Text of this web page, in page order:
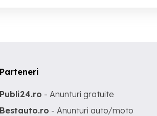
Parteneri
Publi24.ro - Anunturi gratuite
Bestauto.ro - Anunturi auto/moto